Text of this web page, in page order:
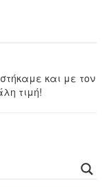
και με τον
τιμή!